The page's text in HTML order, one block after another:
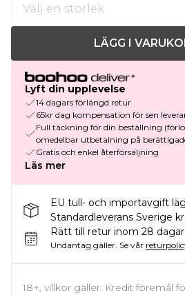
LÄGG I
Lyft din upplevelse
14 dagars förlängd retur
65kr dag kompensation för sen
Full täckning för din beställning
omedelbar utbetalning på
Gratis och enkel återförsäljning
Läs mer
EU tull- och importavgift
Standardleverans Sverige
Rätt till retur inom 28 dagar
Undantag gäller. Se vår
18+, villkor gäller. Kredit föremål